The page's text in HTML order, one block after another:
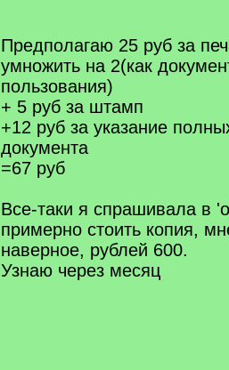
Предполагаю 25 руб за
умножить на 2(как
пользования)
+ 5 руб за штамп
+12 руб за указание
документа
=67 руб
Все-таки я спрашивала в
примерно стоить копия,
наверное, рублей 600.
Узнаю через месяц